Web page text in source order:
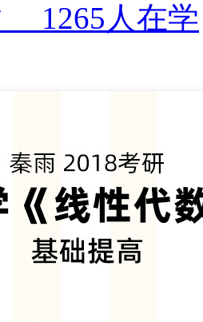
1265人在学